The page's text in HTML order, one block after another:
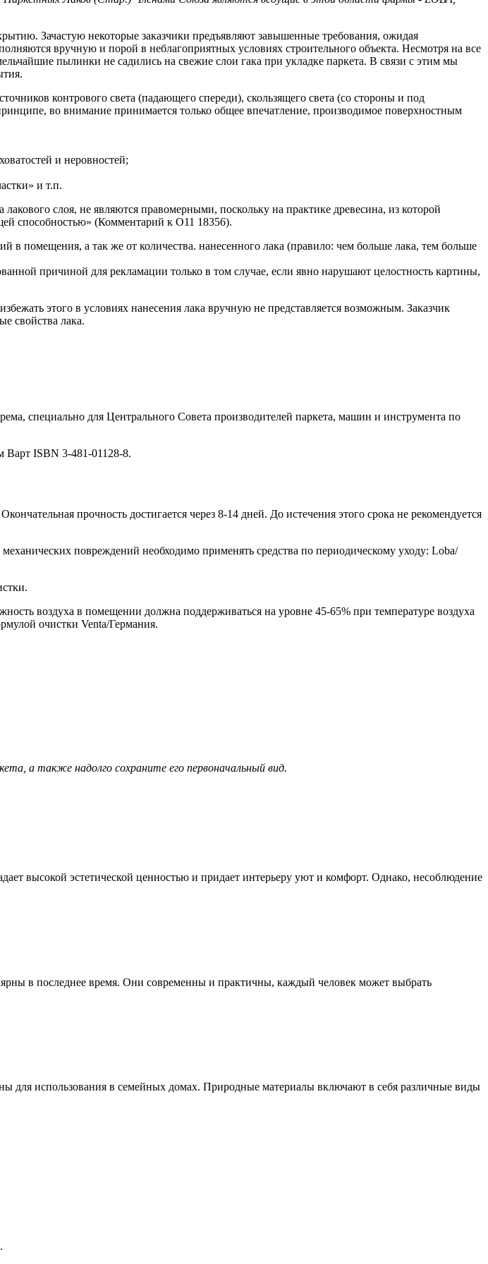
Зачастую некоторые заказчики предъявляют завышенные требования, ожидая
вручную и порой в неблагоприятных условиях строительного объекта. Несмотря на все
пылинки не садились на свежие слои гака при укладке паркета. В связи с этим мы
контрового света (падающего спереди), скользящего света (со стороны и под
во внимание принимается только общее впечатление, производимое поверхностным
и неровностей;
и т.п.
слоя, не являются правомерными, поскольку на практике древесина, из которой
способностью» (Комментарий к О11 18356).
в помещения, а так же от количества. нанесенного лака (правило: чем больше лака, тем больше
причиной для рекламации только в том случае, если явно нарушают целостность картины,
этого в условиях нанесения лака вручную не представляется возможным. Заказчик
свойства лака.
специально для Центрального Совета производителей паркета, машин и инструмента по
ISBN 3-481-01128-8.
прочность достигается через 8-14 дней. До истечения этого срока не рекомендуется
повреждений необходимо применять средства по периодическому уходу: Loba/
воздуха в помещении должна поддерживаться на уровне 45-65% при температуре воздуха
очистки Venta/Германия.
а также надолго сохраните его первоначальный вид.
высокой эстетической ценностью и придает интерьеру уют и комфорт. Однако, несоблюдение
в последнее время. Они современны и практичны, каждый человек может выбрать
для использования в семейных домах. Природные материалы включают в себя различные виды